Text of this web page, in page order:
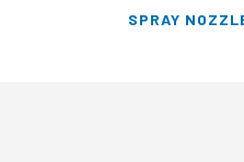
SPRAY